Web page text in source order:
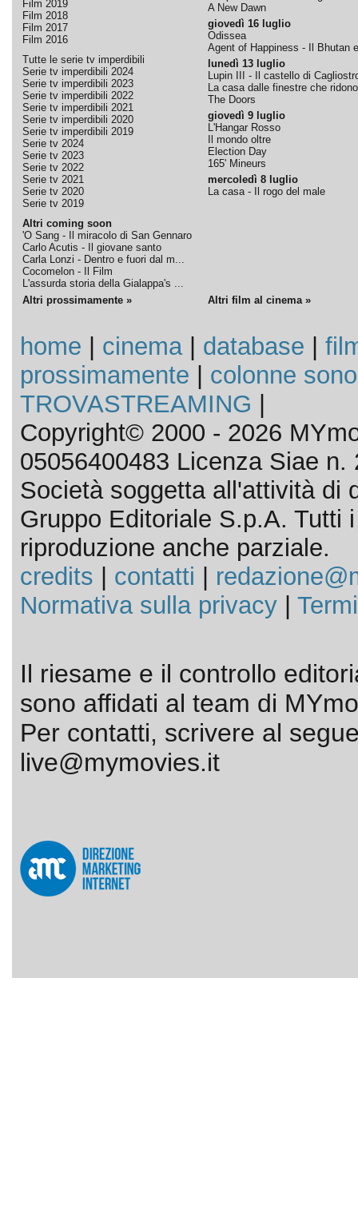
Film 2019
Film 2018
Film 2017
Film 2016
Tutte le serie tv imperdibili
Serie tv imperdibili 2024
Serie tv imperdibili 2023
Serie tv imperdibili 2022
Serie tv imperdibili 2021
Serie tv imperdibili 2020
Serie tv imperdibili 2019
Serie tv 2024
Serie tv 2023
Serie tv 2022
Serie tv 2021
Serie tv 2020
Serie tv 2019
Altri coming soon
'O Sang - Il miracolo di San Gennaro
Carlo Acutis - Il giovane santo
Carla Lonzi - Dentro e fuori dal m...
Cocomelon - Il Film
L'assurda storia della Gialappa's ...
A New Dawn
giovedì 16 luglio
Odissea
Agent of Happiness - Il Bhutan
lunedì 13 luglio
Lupin III - Il castello di
La casa dalle finestre che ridono
The Doors
giovedì 9 luglio
L'Hangar Rosso
Il mondo oltre
Election Day
165' Mineurs
mercoledì 8 luglio
La casa - Il rogo del male
Altri prossimamente » Altri film al cinema »
home cinema| database
prossimamente
colonne
TROVASTREAMING
Copyright© 2000 - 2026
05056400483 Licenza Siae n.
Società soggetta all'attività di
Gruppo Editoriale S.p.A. Tutti
riproduzione anche parziale.
credits
contatti
Normativa sulla privacy|
Il riesame e il controllo
sono affidati al team di
Per contatti, scrivere al
live@mymovies.it